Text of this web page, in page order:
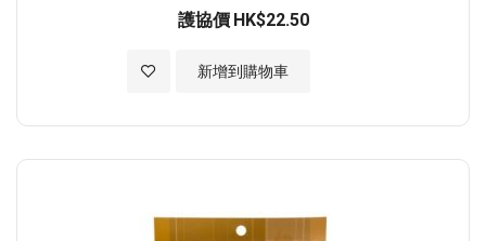
護協價 HK$22.50
新增到購物車
加入至願望清單